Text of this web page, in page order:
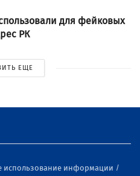
для фейковых
РК
ЕЩЕ
использование информации